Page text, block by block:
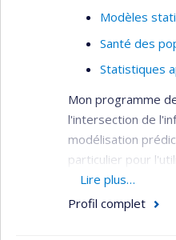
Modèles
Santé des
Statistiques
Mon programme
l'intersection de
modélisation
particulier pour
d'apprentissage
travers de mes
Lire plus…
Profil complet